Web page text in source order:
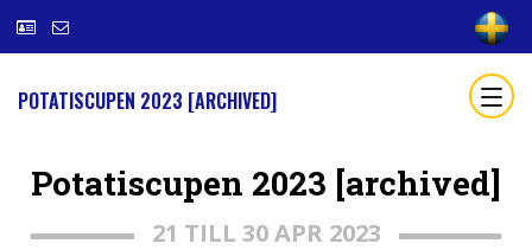
POTATISCUPEN 2023 [ARCHIVED]
Potatiscupen 2023 [archived]
21 TILL 30 APR 2023